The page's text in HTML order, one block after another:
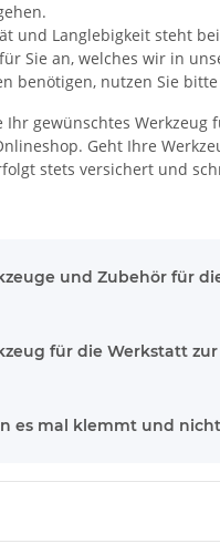
und Langlebigkeit steht
Sie an, welches wir in
benötigen, nutzen Sie
Ihr gewünschtes
Geht Ihre
stets versichert und
und Zubehör für
für die Werkstatt
es mal klemmt und